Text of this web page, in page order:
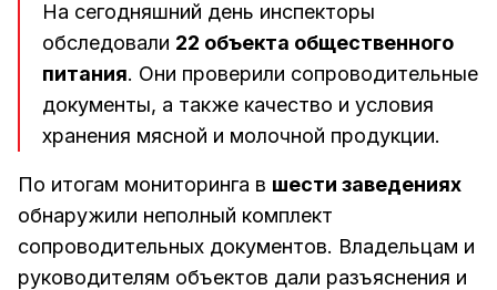
На сегодняшний день инспекторы
обследовали 22 объекта общественного
питания. Они проверили сопроводительные
документы, а также качество и условия
хранения мясной и молочной продукции.
По итогам мониторинга в шести заведениях
обнаружили неполный комплект
сопроводительных документов. Владельцам и
руководителям объектов дали разъяснения и